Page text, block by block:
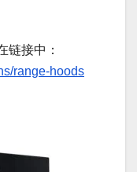
链接中：
range-hoods